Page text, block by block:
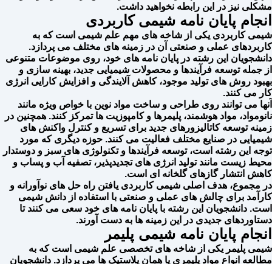
مشکلی نیز در این رابطه نخواهید داشت.
انجام پایان نامه شیمی کاربردی
شیمی کاربردی یکی از شاخه های مهم علم شیمی است که به
کاربردهای عملی و صنعتی آن در زمینه های مختلف می پردازد.
دانشجویان این رشته در پایان نامه های خود، روی موضوعات متنوعی
از جمله توسعه فرآیندها و محصولات شیمیایی جدید، بهینه سازی و
بهبود روش های تولید موجود، کاهش آلایندگی و افزایش کارایی انرژی
کار می کنند.
آنها می توانند روی طراحی و ساخت مواد نوین با خواص ویژه مانند
نانومواد، مواد هوشمند، پلیمرها و کامپوزیت ها تمرکز کنند. همچنین در
زمینه توسعه کاتالیزورهای جدید برای تسریع و کنترل واکنش های
شیمیایی در صنایع مختلف فعالیت می کنند. حوزه دیگری که مورد
توجه این رشته است، توسعه فرآیندها و تکنولوژی های سبز و دوستدار
محیط زیست مانند تولید انرژی های تجدیدپذیر، تصفیه آب و پساب و
کاهش انتشار گازهای گلخانه ای است.
در مجموع، هدف اصلی شیمی کاربردی یافتن راه حل های نوآورانه و
کارآمد برای چالش های عملی و صنعتی با استفاده از دانش شیمی
است. دانشجویان این رشته با پایان نامه های خود سعی می کنند تا
دستاوردهای جدیدی در این زمینه ها به دست آورند.
انجام پایان نامه شیمی پلیمر
شیمی پلیمر یکی از شاخه های تخصصی علم شیمی است که به
مطالعه انواع مواد پلیمری یا همان پلاستیک ها می پردازد. دانشجویان